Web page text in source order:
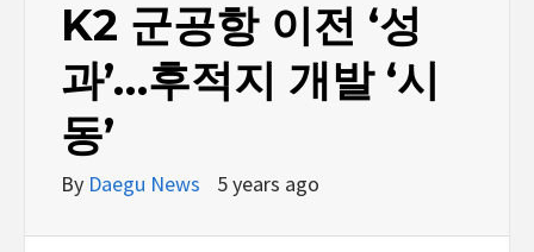
K2 군공항 이전 ‘성
과’…후적지 개발 ‘시
동’
By Daegu News 5 years ago